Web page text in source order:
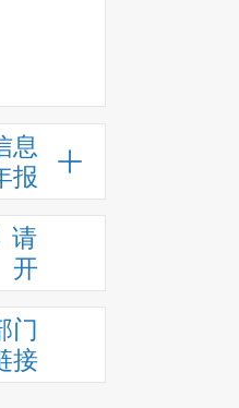
息
报
开
门
接